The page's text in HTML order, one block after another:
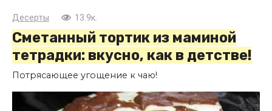
Десерты 13.9к.
Сметанный тортик из маминой
тетрадки: вкусно, как в детстве!
Потрясающее угощение к чаю!